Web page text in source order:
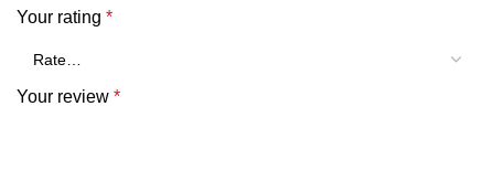
Your rating *
Your review *